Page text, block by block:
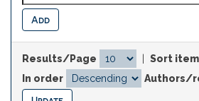
Results/Page
Sort
In order
Authors/